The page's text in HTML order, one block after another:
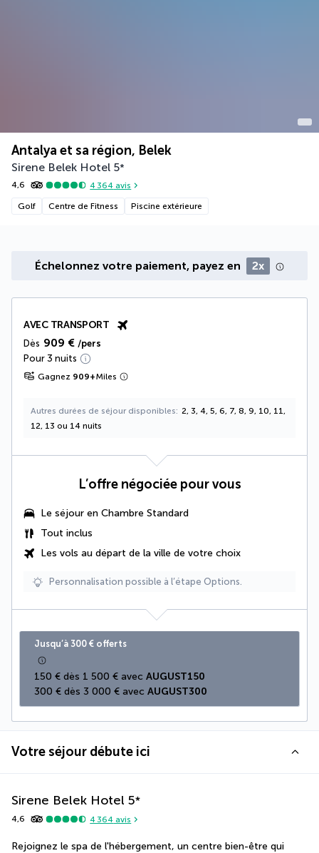
Antalya et sa région, Belek
Sirene Belek Hotel 5*
4,6 4 364 avis
Golf Centre de Fitness Piscine extérieure
Échelonnez votre paiement, payez en 2x
AVEC TRANSPORT
Dès 909 € /pers
Pour 3 nuits
Gagnez 909+Miles
Autres durées de séjour disponibles
2, 3, 4, 5, 6, 7, 8, 9, 10, 11,
12, 13 ou 14 nuits
L’offre négociée pour vous
Le séjour en Chambre Standard
Tout inclus
Les vols au départ de la ville de votre choix
Personnalisation possible à l’étape Options.
Jusqu’à 300 € offerts
150 € dès 1 500 € avec AUGUST150
300 € dès 3 000 € avec AUGUST300
Votre séjour débute ici
Sirene Belek Hotel 5*
4,6 4 364 avis
Rejoignez le spa de l'hébergement, un centre bien-être qui